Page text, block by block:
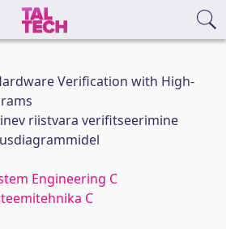
Verification with High-
riistvara verifitseerimine
Engineering C
C